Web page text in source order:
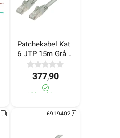
Patchekabel Kat
6 UTP 15m Grå
LinkIT
377,90
180+ på lager
6919402